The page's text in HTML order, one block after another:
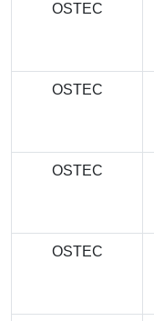
OSTEC
OSTEC
OSTEC
OSTEC